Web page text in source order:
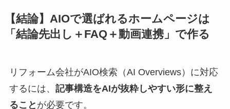
【結論】AIOで選ばれるホームページは
「結論先出し＋FAQ＋動画連携」で作る
リフォーム会社がAIO検索（AI Overviews）に対応
するには、 記事構造をAIが抜粋しやすい形に整え
ること が必要です。